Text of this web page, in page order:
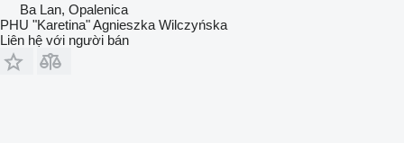
Ba Lan, Opalenica
PHU "Karetina" Agnieszka Wilczyńska
Liên hệ với người bán